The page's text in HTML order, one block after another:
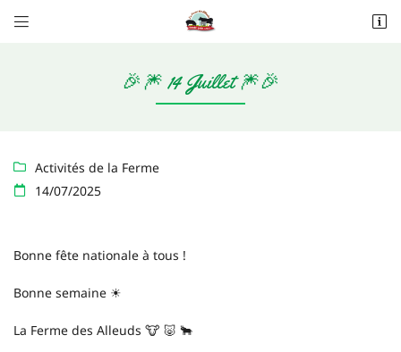
 
 Recopier le code ci-contre
🎉🎆 14 Juillet 🎆🎉
 Activités de la Ferme
 14/07/2025
Bonne fête nationale à tous !
Bonne semaine ☀
La Ferme des Alleuds 🐮 🐷 🐂